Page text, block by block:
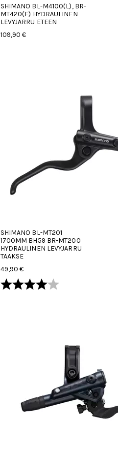
SHIMANO BL-M4100(L), BR-
MT420(F) HYDRAULINEN
LEVYJARRU ETEEN
109,90 €
SHIMANO BL-MT201
1700MM BH59 BR-MT200
HYDRAULINEN LEVYJARRU
TAAKSE
49,90 €
Arvio: 4.0 5:sta tähdestä